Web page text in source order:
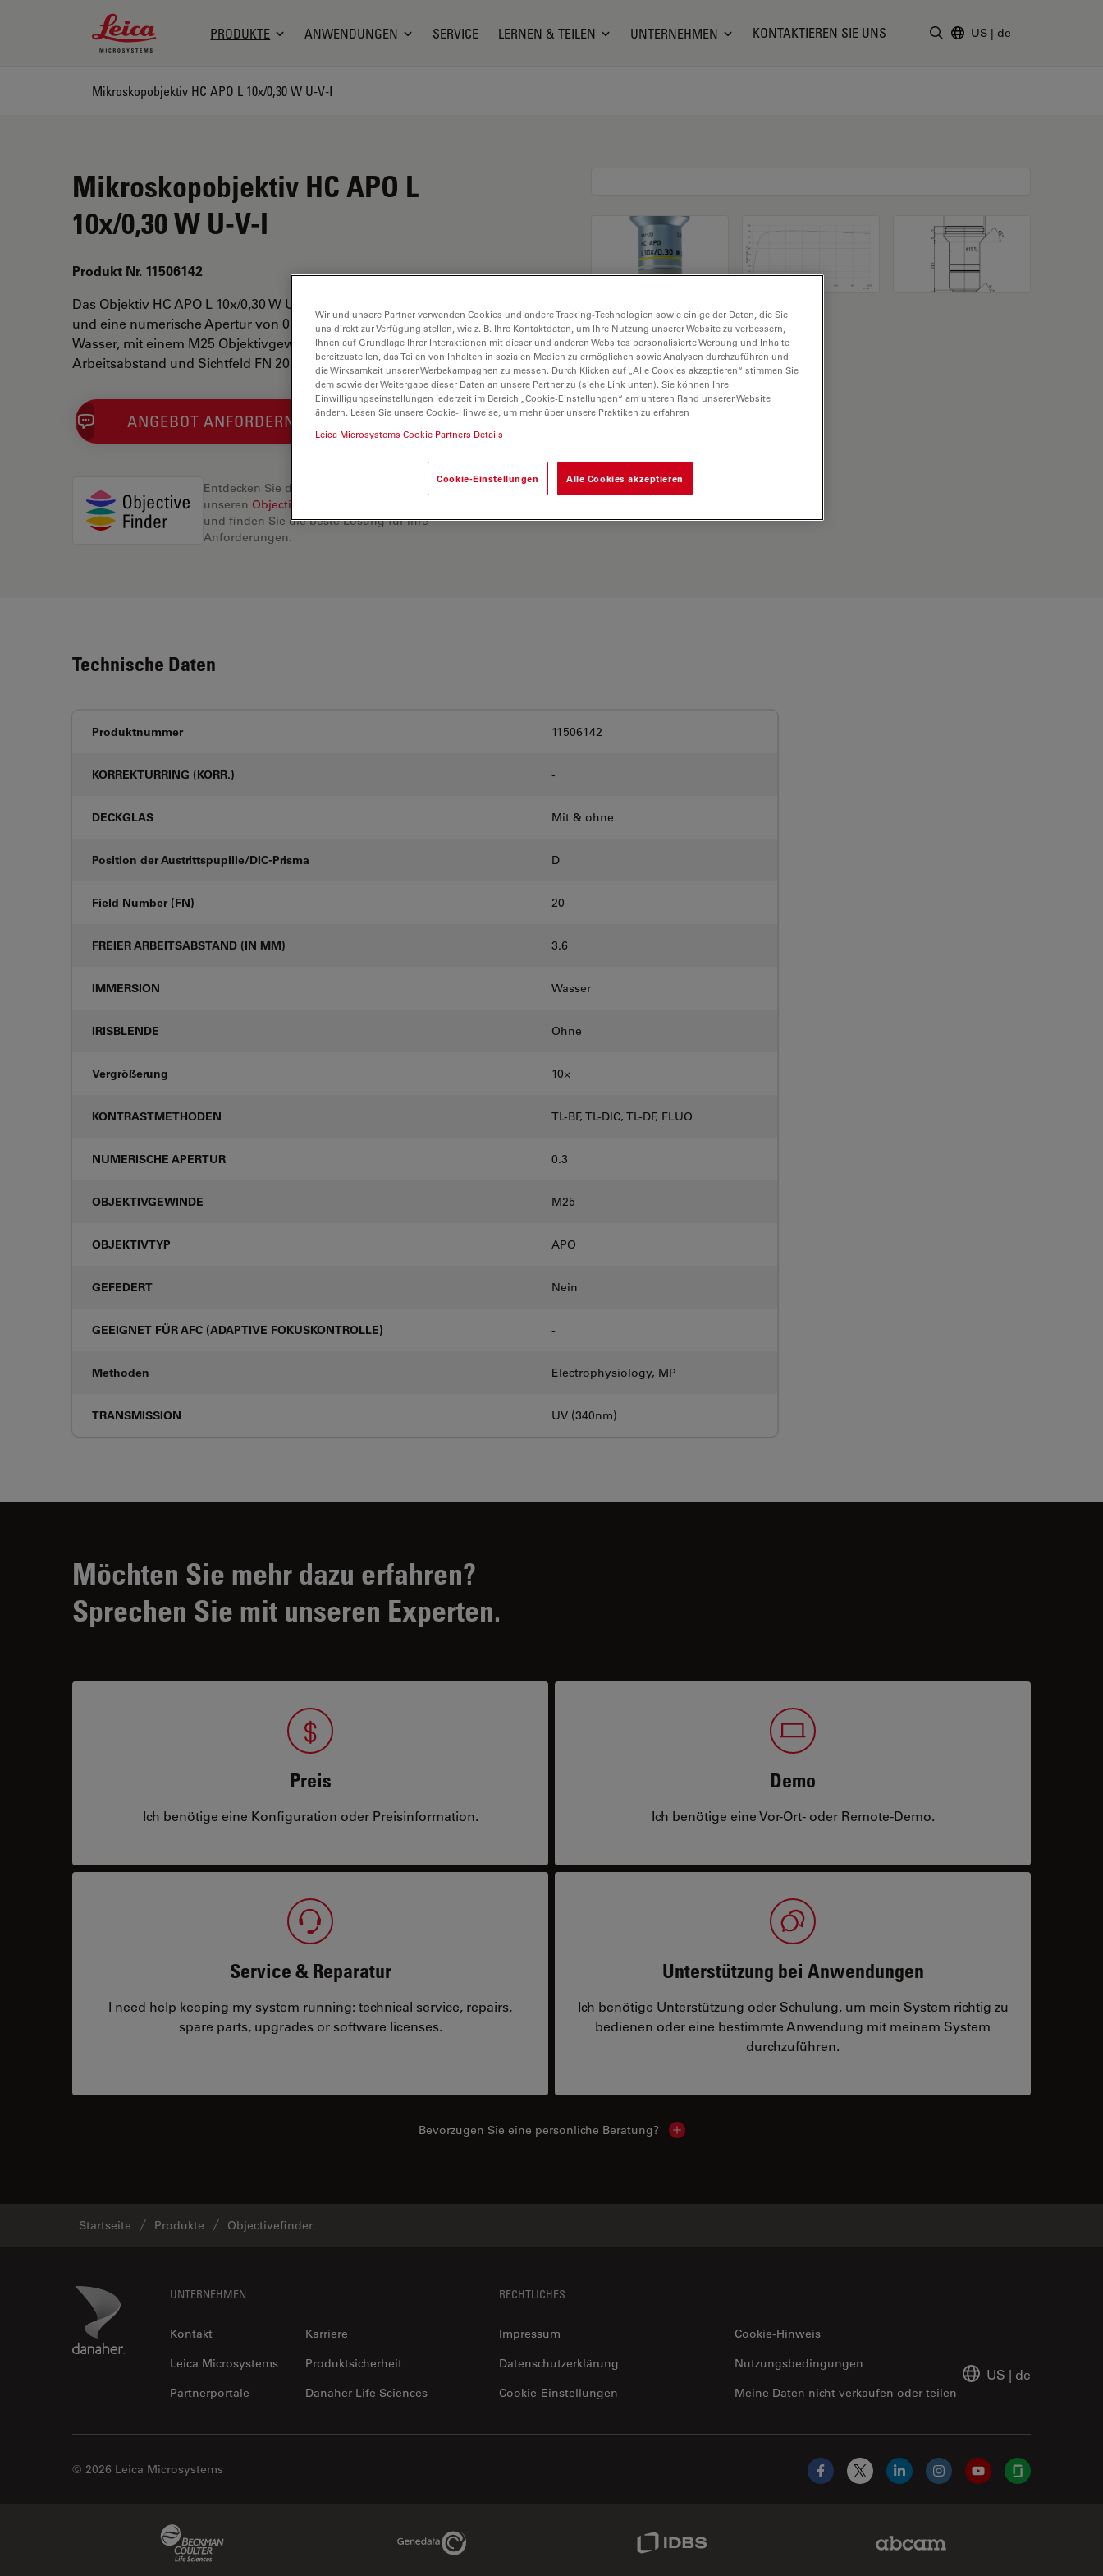
Leica Microsystems Logo
PRODUKTE ANWENDUNGEN SERVICE LERNEN & TEILEN UNTERNEHMEN KONTAKTIEREN SIE UNS US | de
Mikroskopobjektiv HC APO L 10x/0,30 W U-V-I
Mikroskopobjektiv HC APO L
10x/0,30 W U-V-I
Produkt Nr. 11506142
Das Objektiv HC APO L 10x/0,30 W U-V-I hat eine Vergrößerung von 10X
und eine numerische Apertur von 0,3. Für den Immersionseinsatz in
Wasser, mit einem M25 Objektivgewinde mit 3,6 mm freiem
Arbeitsabstand und Sichtfeld FN 20.
ANGEBOT ANFORDERN
Entdecken Sie die perfekte Lösung. Erkunden Sie
unseren Objective Finder
und finden Sie die beste Lösung für Ihre
Anforderungen.
Technische Daten
Produktnummer 11506142
KORREKTURRING (KORR.) -
DECKGLAS Mit & ohne
Position der Austrittspupille/DIC-Prisma D
Field Number (FN) 20
FREIER ARBEITSABSTAND (IN MM) 3.6
IMMERSION Wasser
IRISBLENDE Ohne
Vergrößerung 10⨉
KONTRASTMETHODEN TL-BF, TL-DIC, TL-DF, FLUO
NUMERISCHE APERTUR 0.3
OBJEKTIVGEWINDE M25
OBJEKTIVTYP APO
GEFEDERT Nein
GEEIGNET FÜR AFC (ADAPTIVE FOKUSKONTROLLE) -
Methoden Electrophysiology, MP
TRANSMISSION UV (340nm)
Möchten Sie mehr dazu erfahren?
Sprechen Sie mit unseren Experten.
Preis
Ich benötige eine Konfiguration oder Preisinformation.
Demo
Ich benötige eine Vor-Ort- oder Remote-Demo.
Service & Reparatur
I need help keeping my system running: technical service, repairs,
spare parts, upgrades or software licenses.
Unterstützung bei Anwendungen
Ich benötige Unterstützung oder Schulung, um mein System richtig zu
bedienen oder eine bestimmte Anwendung mit meinem System
durchzuführen.
Bevorzugen Sie eine persönliche Beratung? Show local contacts
Startseite Produkte Objectivefinder
Danaher Logo UNTERNEHMEN
Kontakt
Karriere
Leica Microsystems
Produktsicherheit
Partnerportale
Danaher Life Sciences
RECHTLICHES
Impressum
Cookie-Hinweis
Datenschutzerklärung
Meine Daten nicht verkaufen oder teilen
Nutzungsbedingungen
Cookie-Einstellungen
US | de
© 2026 Leica Microsystems
Facebook
X LinkedInInstagramYouTubeGlassdoor
Genedata Link
Wir und unsere Partner verwenden Cookies und andere Tracking-Technologien sowie einige der Daten, die Sie
uns direkt zur Verfügung stellen, wie z. B. Ihre Kontaktdaten, um Ihre Nutzung unserer Website zu verbessern,
Ihnen auf Grundlage Ihrer Interaktionen mit dieser und anderen Websites personalisierte Werbung und Inhalte
bereitzustellen, das Teilen von Inhalten in sozialen Medien zu ermöglichen sowie Analysen durchzuführen und
die Wirksamkeit unserer Werbekampagnen zu messen. Durch Klicken auf „Alle Cookies akzeptieren“ stimmen Sie
dem sowie der Weitergabe dieser Daten an unsere Partner zu (siehe Link unten). Sie können Ihre
Einwilligungseinstellungen jederzeit im Bereich „Cookie-Einstellungen“ am unteren Rand unserer Website
ändern. Lesen Sie unsere Cookie-Hinweise, um mehr über unsere Praktiken zu erfahren
Leica Microsystems Cookie Partners Details
Cookie-Einstellungen Alle Cookies akzeptieren